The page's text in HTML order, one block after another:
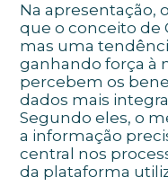
Na apresentação,
que o conceito de
mas uma
ganhando força à
percebem os
dados mais
Segundo eles, o
a informação
central nos
da plataforma